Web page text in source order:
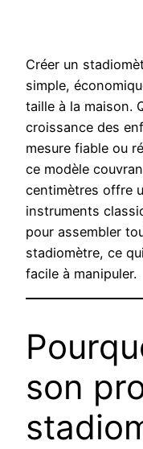
Créer un
simple,
taille à la maison.
croissance des
mesure fiable ou
ce modèle
centimètres offre
instruments
pour assembler
stadiomètre, ce
facile à manipuler.
son